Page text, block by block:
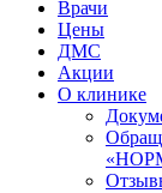
Врачи
Цены
ДМС
Акции
О клинике